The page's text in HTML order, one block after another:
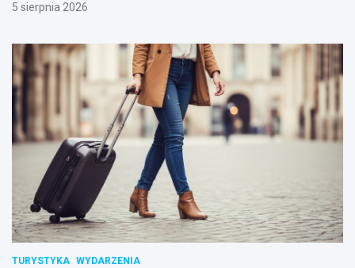
5 sierpnia 2026
TURYSTYKA WYDARZENIA